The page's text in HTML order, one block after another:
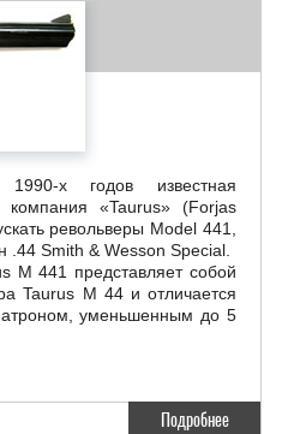
х годов известная
компания «Taurus» (Forjas
револьверы Model 441,
.44 Smith & Wesson Special.
M 441 представляет собой
Taurus M 44 и отличается
уменьшенным до 5
Подробнее